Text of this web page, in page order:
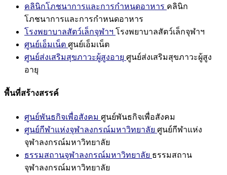
คลินิกโภชนาการและการกำหนดอาหาร คลินิก
โภชนาการและการกำหนดอาหาร
โรงพยาบาลสัตว์เล็กจุฬาฯ โรงพยาบาลสัตว์เล็กจุฬาฯ
ศูนย์เอ็มเน็ต ศูนย์เอ็มเน็ต
ศูนย์ส่งเสริมสุขภาวะผู้สูงอายุ ศูนย์ส่งเสริมสุขภาวะผู้สูง
อายุ
พื้นที่สร้างสรรค์
ศูนย์พันธกิจเพื่อสังคม ศูนย์พันธกิจเพื่อสังคม
ศูนย์กีฬาแห่งจุฬาลงกรณ์มหาวิทยาลัย ศูนย์กีฬาแห่ง
จุฬาลงกรณ์มหาวิทยาลัย
ธรรมสถานจุฬาลงกรณ์มหาวิทยาลัย ธรรมสถาน
จุฬาลงกรณ์มหาวิทยาลัย